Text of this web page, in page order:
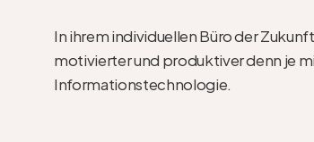
In ihrem individuellen Büro der
motivierter und produktiver denn je
Informationstechnologie.